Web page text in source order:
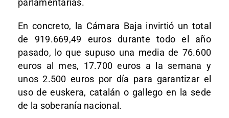
parlamentarias.
En concreto, la Cámara Baja invirtió un total
de 919.669,49 euros durante todo el año
pasado, lo que supuso una media de 76.600
euros al mes, 17.700 euros a la semana y
unos 2.500 euros por día para garantizar el
uso de euskera, catalán o gallego en la sede
de la soberanía nacional.